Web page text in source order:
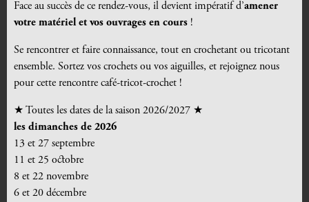
Face au succès de ce rendez-vous, il devient impératif d’amener
votre matériel et vos ouvrages en cours !
Se rencontrer et faire connaissance, tout en crochetant ou tricotant
ensemble. Sortez vos crochets ou vos aiguilles, et rejoignez nous
pour cette rencontre café-tricot-crochet !
★ Toutes les dates de la saison 2026/2027 ★
les dimanches de 2026
13 et 27 septembre
11 et 25 octobre
8 et 22 novembre
6 et 20 décembre